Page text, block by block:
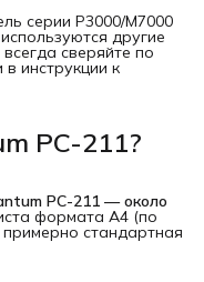
серии P3000/M7000
другие
сверяйте по
инструкции к
PC-211?
PC-211 — около
формата A4 (по
стандартная